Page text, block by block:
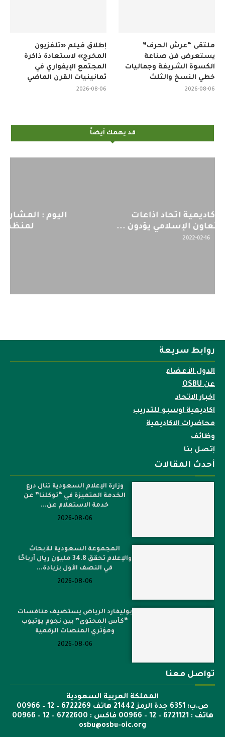
إطلاق فيلم «تلفزيون
المخرج» لاستعادة ذاكرة
المجتمع الإيفواري في
ثمانينيات القرن الماضي
2026-08-06
ملتقى “عرش الحرف”
يستعرض فن صناعة
الكسوة الشريفة وجماليات
خطي النسخ والثلث
2026-08-06
قد يهمك أيضاً
اليوم : المشاركة بالاجتماع التحضيري
لمنظمي قمة اسيا...
روابط سريعة
الدول الأعضاء
عن OSBU
اخبار الاتحاد
اكاديمية اوسبو للتدريب
محاضرات الاكاديمية
وظائف
إتصل بنا
أحدث المقالات
وزارة الإعلام السعودية تنال درع
الخدمة المتميزة في “توكلنا” عن
خدمة الاستعلام عن...
2026-08-06
المجموعة السعودية للأبحاث
والإعلام تحقق 34.8 مليون ريال أرباحًا
في النصف الأول بزيادة...
2026-08-06
بوليفارد الرياض يستضيف منافسات
“كأس المحتوى” بين نجوم يوتيوب
ومؤثري المنصات الرقمية
2026-08-06
تواصل معنا
المملكة العربية السعودية
ص.ب: 6351 جدة الرمز 21442 هاتف 6722269 – 12 – 00966
هاتف : 6721121 – 12 – 00966 فاكس : 6722600 – 12 – 00966
osbu@osbu-oic.org